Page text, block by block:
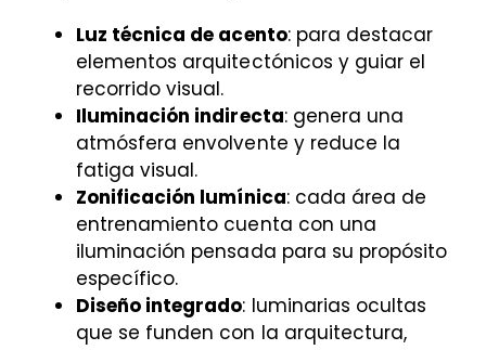
Luz técnica de acento: para destacar
elementos arquitectónicos y guiar el
recorrido visual.
Iluminación indirecta: genera una
atmósfera envolvente y reduce la
fatiga visual.
Zonificación lumínica: cada área de
entrenamiento cuenta con una
iluminación pensada para su propósito
específico.
Diseño integrado: luminarias ocultas
que se funden con la arquitectura,